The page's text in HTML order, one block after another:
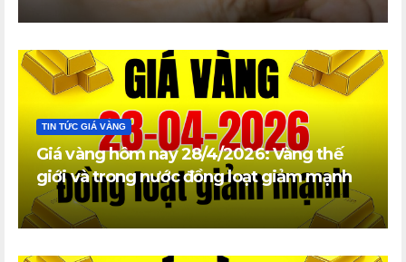
TIN TỨC GIÁ VÀNG
Giá vàng hôm nay 28/4/2026: Vàng thế
giới và trong nước đồng loạt giảm mạnh